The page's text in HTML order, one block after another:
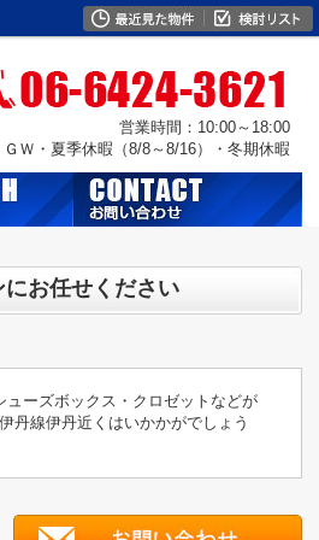
営業時間：10:00～18:00
Ｗ・夏季休暇（8/8～8/16）・冬期休暇
お任せください
ーズボックス・クロゼットなどが
丹線伊丹近くはいかかがでしょう